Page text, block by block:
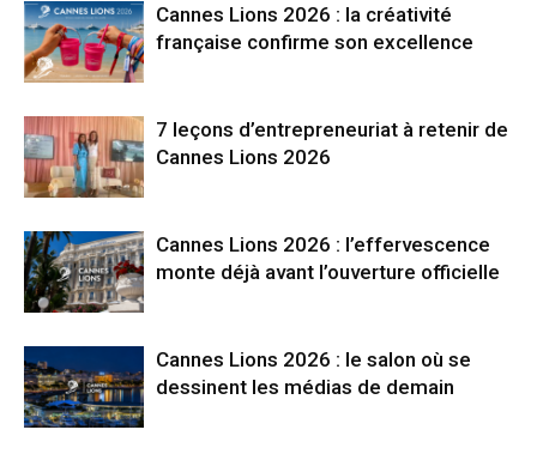
Cannes Lions 2026 : la créativité
française confirme son excellence
7 leçons d’entrepreneuriat à retenir de
Cannes Lions 2026
Cannes Lions 2026 : l’effervescence
monte déjà avant l’ouverture officielle
Cannes Lions 2026 : le salon où se
dessinent les médias de demain